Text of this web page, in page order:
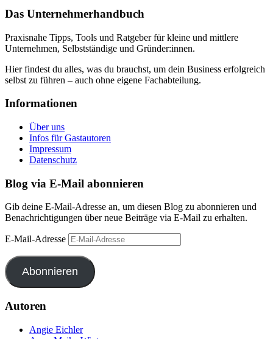
Das Unternehmerhandbuch
Praxisnahe Tipps, Tools und Ratgeber für kleine und mittlere
Unternehmen, Selbstständige und Gründer:innen.
Hier findest du alles, was du brauchst, um dein Business erfolgreich
selbst zu führen – auch ohne eigene Fachabteilung.
Informationen
Über uns
Infos für Gastautoren
Impressum
Datenschutz
Blog via E-Mail abonnieren
Gib deine E-Mail-Adresse an, um diesen Blog zu abonnieren und
Benachrichtigungen über neue Beiträge via E-Mail zu erhalten.
E-Mail-Adresse
Abonnieren
Autoren
Angie Eichler